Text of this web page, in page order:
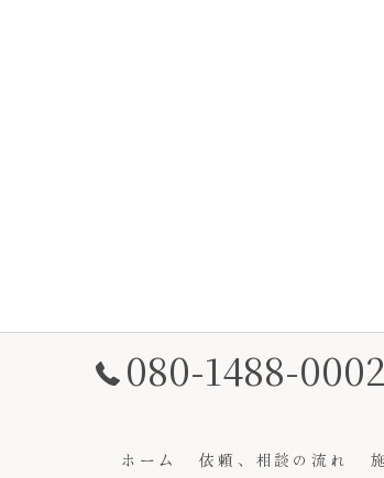
080-1488-0002
ホーム 依頼、相談の流れ